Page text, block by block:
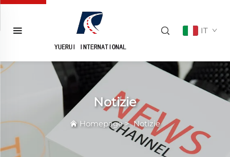
IT
Notizie
Homepage>Notizie